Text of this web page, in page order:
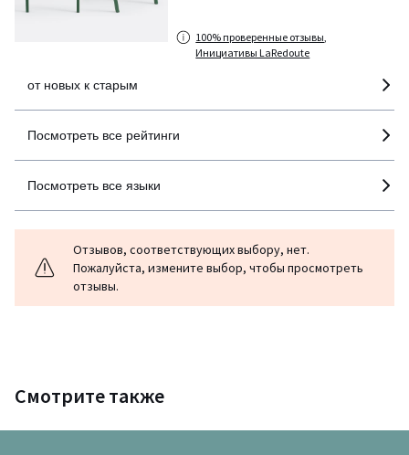
100% проверенные отзывы,
Инициативы LaRedoute
от новых к старым
Посмотреть все рейтинги
Посмотреть все языки
Отзывов, соответствующих выбору, нет.
Пожалуйста, измените выбор, чтобы просмотреть
отзывы.
Смотрите также